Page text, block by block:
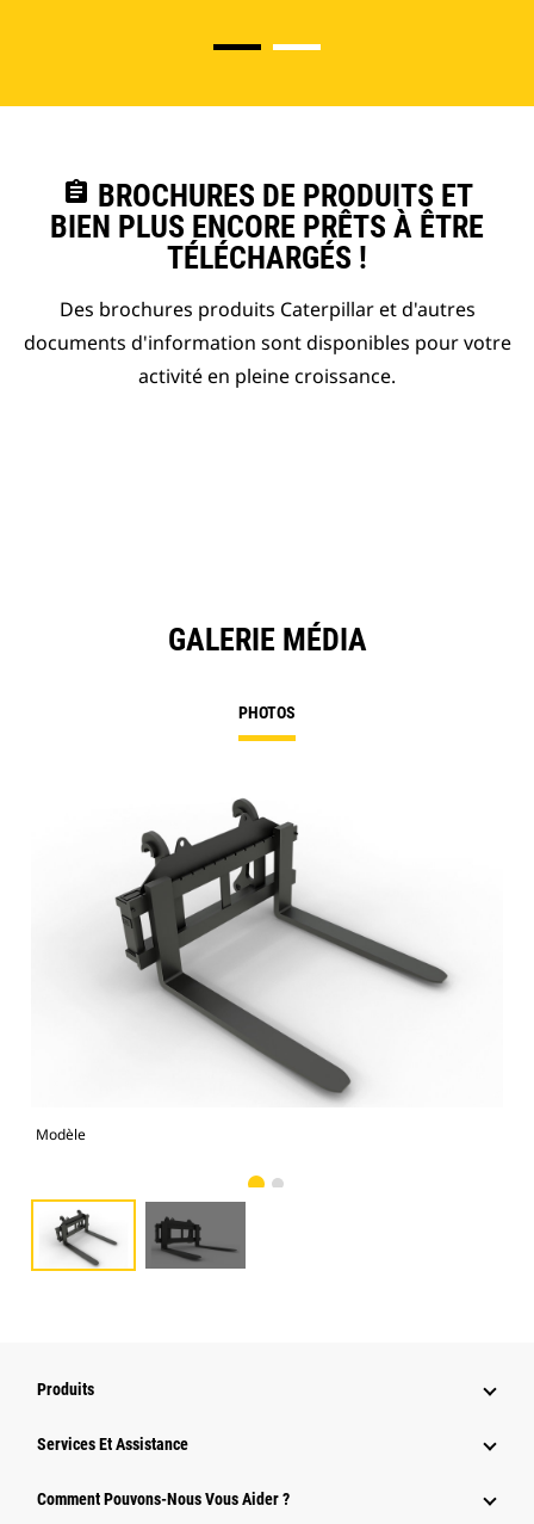
assignment BROCHURES DE PRODUITS ET
BIEN PLUS ENCORE PRÊTS À ÊTRE
TÉLÉCHARGÉS !
Des brochures produits Caterpillar et d'autres
documents d'information sont disponibles pour votre
activité en pleine croissance.
GALERIE MÉDIA
PHOTOS
Modèle
Produits
Services Et Assistance
Comment Pouvons-Nous Vous Aider ?